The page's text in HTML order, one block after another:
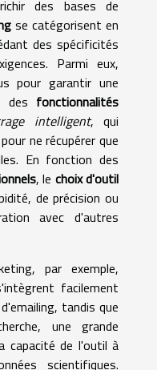
des bases de
se catégorisent en
des spécificités
Parmi eux,
pour garantir une
des fonctionnalités
intelligent, qui
ne récupérer que
En fonction des
, le choix d'outil
de précision ou
avec d'autres
par exemple,
facilement
tandis que
une grande
capacité de l'outil à
scientifiques.